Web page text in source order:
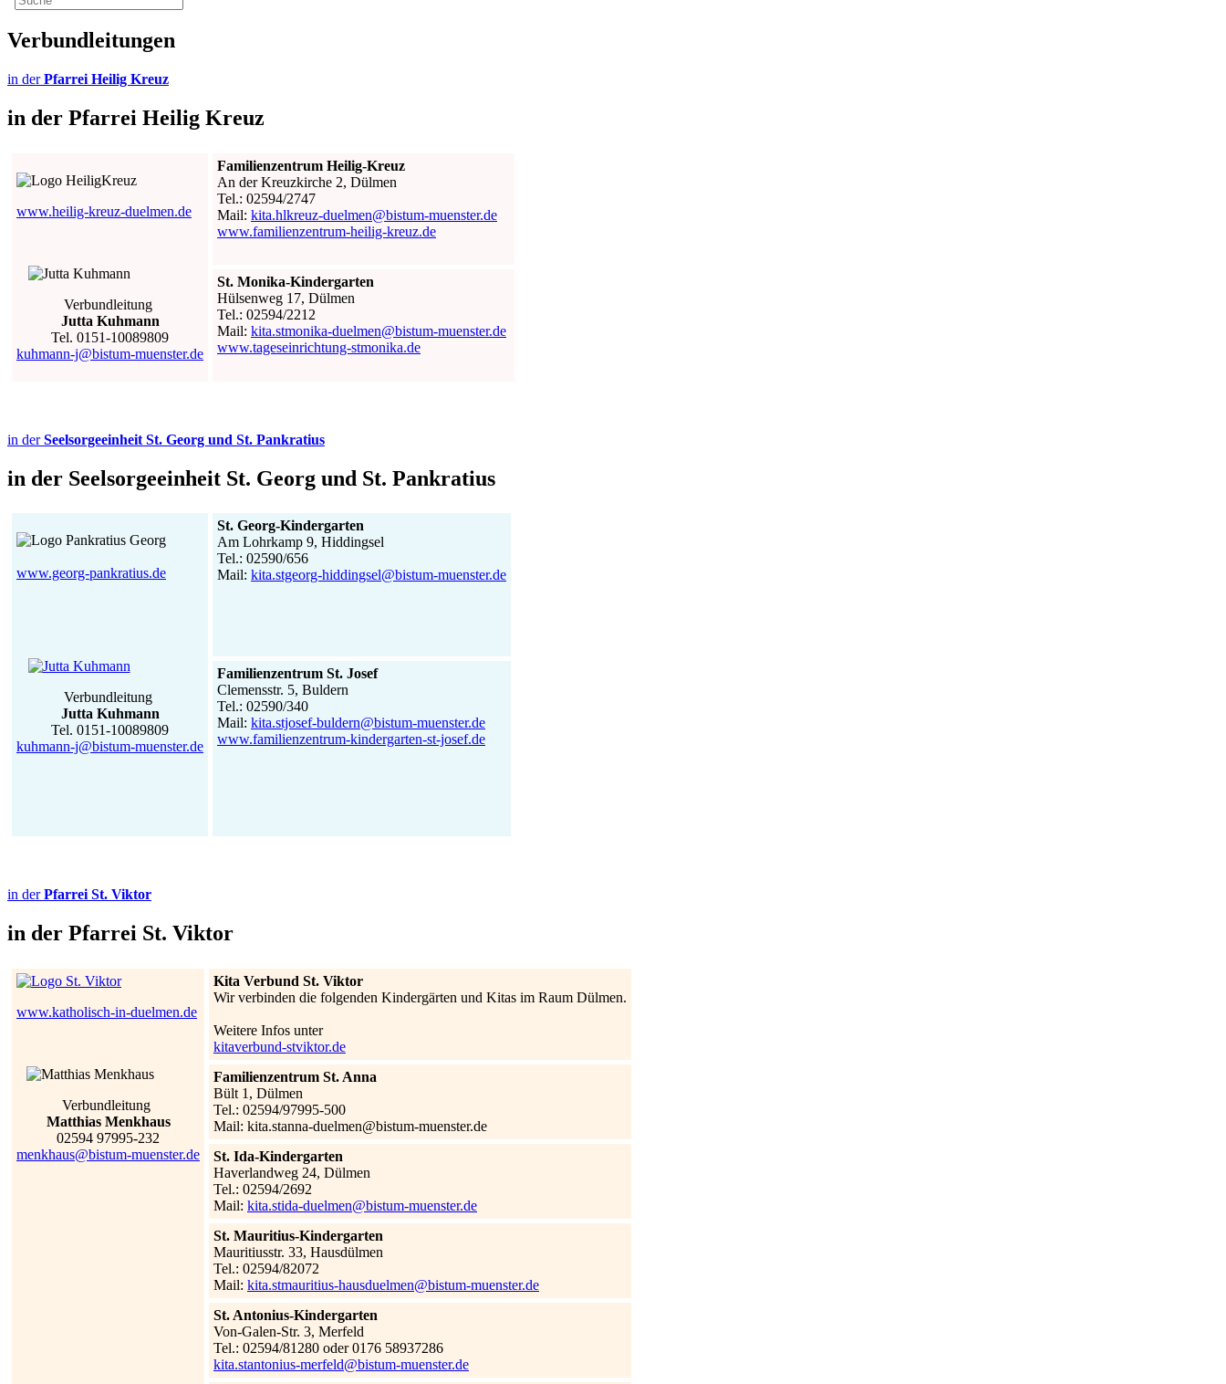
Verbundleitungen
in derPfarrei Heilig Kreuz
in der Pfarrei Heilig Kreuz
www.heilig-kreuz-duelmen.de
Verbundleitung
Jutta Kuhmann
Tel. 0151-10089809
kuhmann-j@bistum-muenster.de
Familienzentrum Heilig-Kreuz
An der Kreuzkirche 2, Dülmen
Tel.: 02594/2747
Mail: kita.hlkreuz-duelmen@bistum-muenster.de
www.familienzentrum-heilig-kreuz.de
St. Monika-Kindergarten
Hülsenweg 17, Dülmen
Tel.: 02594/2212
Mail: kita.stmonika-duelmen@bistum-muenster.de
www.tageseinrichtung-stmonika.de
in derSeelsorgeeinheit St. Georg und St. Pankratius
in der Seelsorgeeinheit St. Georg und St. Pankratius
www.georg-pankratius.de
Verbundleitung
Jutta Kuhmann
Tel. 0151-10089809
kuhmann-j@bistum-muenster.de
St. Georg-Kindergarten
Am Lohrkamp 9, Hiddingsel
Tel.: 02590/656
Mail: kita.stgeorg-hiddingsel@bistum-muenster.de
Familienzentrum St. Josef
Clemensstr. 5, Buldern
Tel.: 02590/340
Mail: kita.stjosef-buldern@bistum-muenster.de
www.familienzentrum-kindergarten-st-josef.de
in derPfarrei St. Viktor
in der Pfarrei St. Viktor
www.katholisch-in-duelmen.de
Verbundleitung
Matthias Menkhaus
02594 97995-232
menkhaus@bistum-muenster.de
Kita Verbund St. Viktor
Wir verbinden die folgenden Kindergärten und Kitas im Raum Dülmen.
Weitere Infos unter
kitaverbund-stviktor.de
Familienzentrum St. Anna
Bült 1, Dülmen
Tel.: 02594/97995-500
Mail: kita.stanna-duelmen@bistum-muenster.de
St. Ida-Kindergarten
Haverlandweg 24, Dülmen
Tel.: 02594/2692
Mail: kita.stida-duelmen@bistum-muenster.de
St. Mauritius-Kindergarten
Mauritiusstr. 33, Hausdülmen
Tel.: 02594/82072
Mail: kita.stmauritius-hausduelmen@bistum-muenster.de
St. Antonius-Kindergarten
Von-Galen-Str. 3, Merfeld
Tel.: 02594/81280 oder 0176 58937286
kita.stantonius-merfeld@bistum-muenster.de